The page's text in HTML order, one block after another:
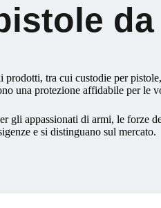
tra cui custodie per
una protezione affidabile per le
gli appassionati di armi, le forze
e si distinguano sul mercato.